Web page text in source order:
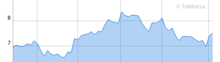
7
8
© Teleborsa